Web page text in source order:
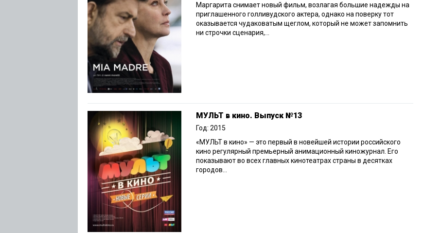
Маргарита снимает новый фильм, возлагая большие надежды на
приглашенного голливудского актера, однако на поверку тот
оказывается чудаковатым щеглом, который не может запомнить
ни строчки сценария,...
МУЛЬТ в кино. Выпуск №13
Год: 2015
«МУЛЬТ в кино» — это первый в новейшей истории российского
кино регулярный премьерный анимационный киножурнал. Его
показывают во всех главных кинотеатрах страны в десятках
городов...